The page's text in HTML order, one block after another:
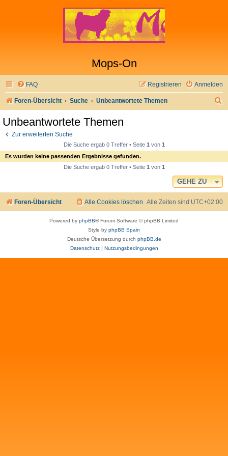
Mops-On
FAQ Anmelden
Registrieren
Foren-Übersicht Suche Unbeantwortete Themen
Unbeantwortete Themen
Zur erweiterten Suche
Die Suche ergab 0 Treffer • Seite 1von 1
Es wurden keine passenden Ergebnisse gefunden.
Die Suche ergab 0 Treffer • Seite 1von 1
GEHE ZU
Foren-Übersicht Alle Zeiten sind UTC+02:00
Alle Cookies löschen
Powered by phpBB® Forum Software © phpBB Limited
Style by phpBB Spain
Deutsche Übersetzung durch phpBB.de
Datenschutz| Nutzungsbedingungen